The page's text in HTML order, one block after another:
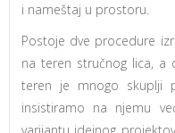
i nameštaj u prostoru.
Postoje dve procedure
na teren stručnog lica, a
teren je mnogo skuplji
insistiramo na njemu